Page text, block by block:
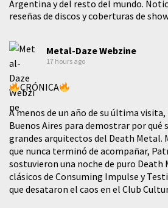
Argentina y del resto del mundo.
reseñas de discos y coberturas de
Metal-Daze Webzine
17 hours ago
CRÓNICA
A menos de un año de su última visita,
Buenos Aires para demostrar por qué
grandes arquitectos del Death Metal.
que nunca terminó de acompañar,
sostuvieron una noche de puro Death
clásicos de Consuming Impulse y
que desataron el caos en el Club